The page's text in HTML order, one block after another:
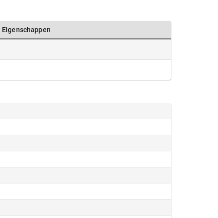
Eigenschappen